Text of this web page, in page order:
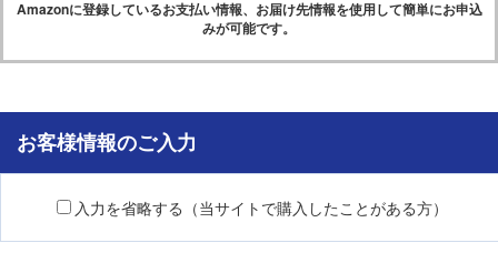
Amazonに登録しているお支払い情報、お届け先情報を使用して簡単にお申込
みが可能です。
お客様情報のご入力
入力を省略する（当サイトで購入したことがある方）